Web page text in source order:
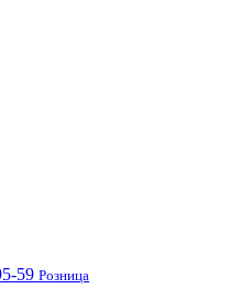
59 Розница